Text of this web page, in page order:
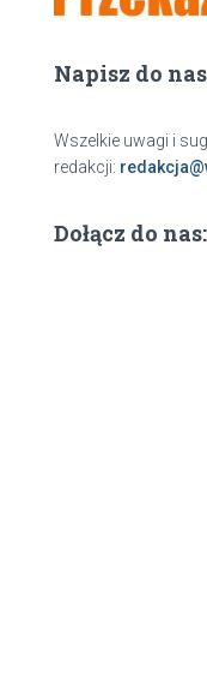
Napisz do nas
Wszelkie uwagi i
redakcji:
Dołącz do nas: